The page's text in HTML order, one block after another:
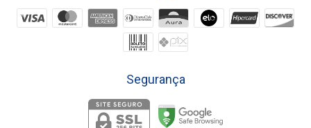
Segurança